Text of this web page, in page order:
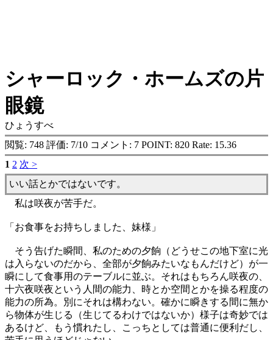
シャーロック・ホームズの片
眼鏡
ひょうすべ
閲覧: 748 評価: 7/10 コメント: 7 POINT: 820 Rate: 15.36
1 2 次 >
いい話とかではないです。
私は咲夜が苦手だ。
「お食事をお持ちしました、妹様」
そう告げた瞬間、私のための夕餉（どうせこの地下室に光
は入らないのだから、全部が夕餉みたいなもんだけど）が一
瞬にして食事用のテーブルに並ぶ。それはもちろん咲夜の、
十六夜咲夜という人間の能力、時とか空間とかを操る程度の
能力の所為。別にそれは構わない。確かに瞬きする間に無か
ら物体が生じる（生じてるわけではないか）様子は奇妙では
あるけど、もう慣れたし、こっちとしては普通に便利だし、